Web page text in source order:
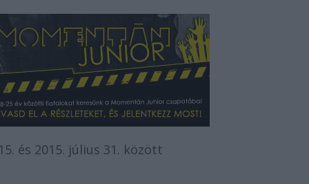
és 2015. július 31. között